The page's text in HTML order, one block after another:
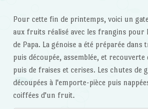
Pour cette fin de printemps, voici un
aux fruits réalisé avec les frangins pour
de Papa. La génoise a été préparée
puis découpée, assemblée, et recouverte
puis de fraises et cerises. Les chutes de
découpées à l'emporte-pièce puis
coiffées d'un fruit.